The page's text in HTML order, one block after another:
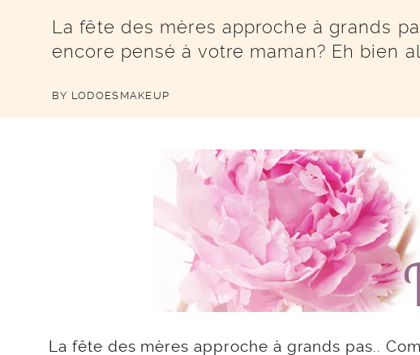
La fête des mères approche à grands
encore pensé à votre maman? Eh bien
BY LODOESMAKEUP
La fête des mères approche à grands pas..